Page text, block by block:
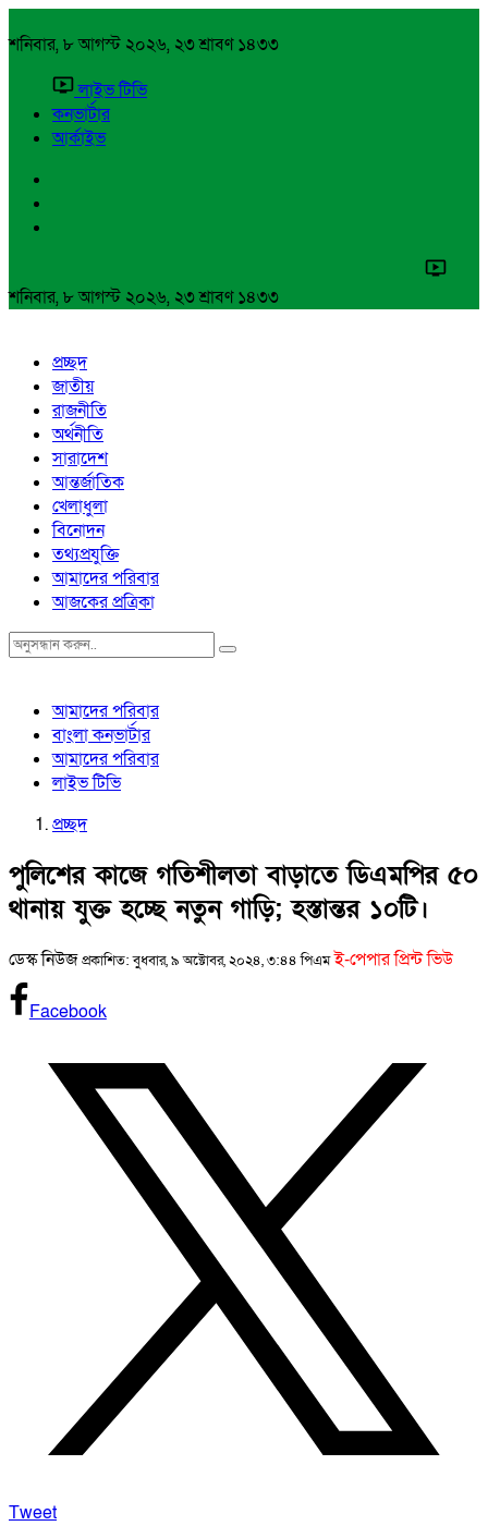
শনিবার, ৮ আগস্ট ২০২৬, ২৩ শ্রাবণ ১৪৩৩
লাইভ টিভি
কনভার্টার
আর্কাইভ
শনিবার, ৮ আগস্ট ২০২৬, ২৩ শ্রাবণ ১৪৩৩
প্রচ্ছদ
জাতীয়
রাজনীতি
অর্থনীতি
সারাদেশ
আন্তর্জাতিক
খেলাধুলা
বিনোদন
তথ্যপ্রযুক্তি
আমাদের পরিবার
আজকের প্রত্রিকা
আমাদের পরিবার
বাংলা কনভার্টার
আমাদের পরিবার
লাইভ টিভি
প্রচ্ছদ
পুলিশের কাজে গতিশীলতা বাড়াতে ডিএমপির ৫০
থানায় যুক্ত হচ্ছে নতুন গাড়ি; হস্তান্তর ১০টি।
ডেস্ক নিউজপ্রকাশিত: বুধবার, ৯ অক্টোবর, ২০২৪, ৩:৪৪ পিএম ই-পেপার প্রিন্ট ভিউ
Facebook
Tweet